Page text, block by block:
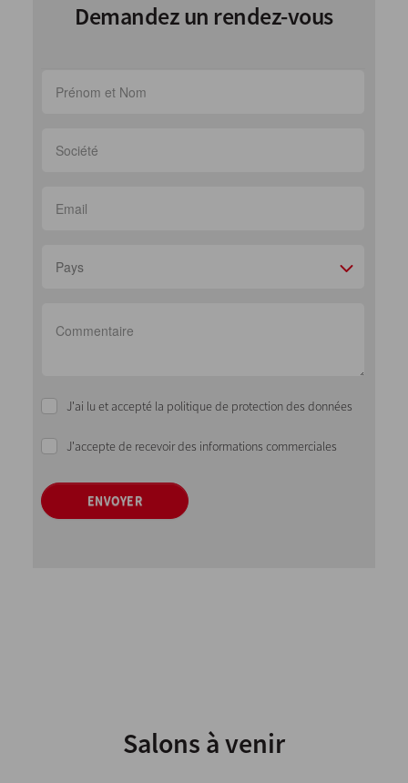
Demandez un rendez-vous
Pays
J'ai lu et accepté la politique de protection des données
J'accepte de recevoir des informations commerciales
ENVOYER
Salons à venir